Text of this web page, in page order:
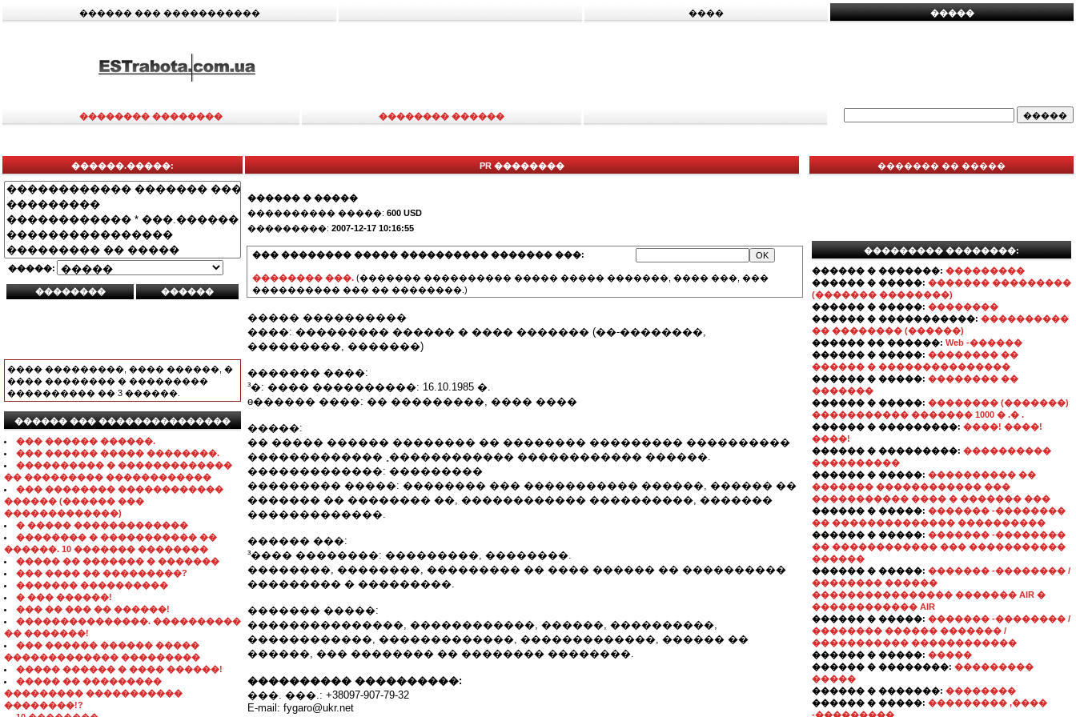
������ ��� ����������� ���� �����
�������� �������� �������� ������
������.�����:
�����:
���� ���������, ���� ������, �
���� �������� � ���������
���������� �� 3 ������.
������ ��� ���������������
��� ������ ������.
��� ������ ����� ��������.
���������� � �������������
�� ��������� ������������
��� �������� ������������
������ (������ ���
�������������)
� ����� �������������
�������� � ����������� ��
������. 10 ������� ��������
����� �� ������� � �������
��� ���� �� ���������?
������� ����������
� ��� ������!
��� �� ��� �� ������!
���������������. ����������
�� �������!
��� ������ ������ �����
������������� ���������
����� ������ � ���� ������!
����� �� ���������
��������� �����������
��������!?
PR ��������
������ � �����
���������� �����: 600 USD
���������: 2007-12-17 10:16:55
��� �������� ����� ���������� ������� ���:
�������� ���. (������� ���������� ����� ����� �������, ���� ���, ���
���������� ��� �� ��������.)
����� ����������
����: ��������� ������ � ���� ������� (��-��������,
���������, �������)
������� ����:
³�: ���� ����������: 16.10.1985 �.
ѳ������ ����: �� ���������, ���� ����
�����:
�� ����� ������ �������� �� �������� ��������� ����������
������������� ˳������������ ������������ ������.
�������������: ���������
��������� �����: �������� ��� ����������� ������, ������ ��
������� �� �������� ��, ������������ ����������, �������
�������������.
������ ���:
³���� ��������: ���������, ��������.
��������, ��������, ��������� �� ���� ������ �� ����������
��������� � ���������.
������� �����:
���������������, ������������, ������, ����������,
������������, �������������, �������������, ������ ��
������, ��� �������� �� �������� ��������.
���������� ����������:
���. ���.: +38097-907-79-32
E-mail: fygaro@ukr.net
������� �� �����
��������� ��������:
������ � �������: ���������
������ � �����: ������� ���������
(������� ��������)
������ � �����: ��������
������ � �����������: ����������
�� �������� (������)
������ �� ������: Web -������
������ � �����: �������� ��
������ � ���������������
������ � �����: �������� ��
�������
������ � �����: �������� (�������)
����������� ������� 1000 � .� .
������ � ���������: ����! ����!
����!
������ � ���������: ����������
����������
������ � �����: ���������� ��
������� ������������ ���
����������� ���� � ������� ���
������ � �����: ������� -��������
�� �������������� ����������
������ � �����: ������� -��������
�� ������������ ��� �����������
������
������ � �����: ������� -�������� /
�������� ������
���������������� ������� AIR �
������������ AIR
������ � �����: ������� -�������� /
�������� ������ ������� /
����������� ������������
������ � �����: �����
������ � ��������: ���������
�����
������ � �������: ��������
������ � �����: ��������� ,����
-���������